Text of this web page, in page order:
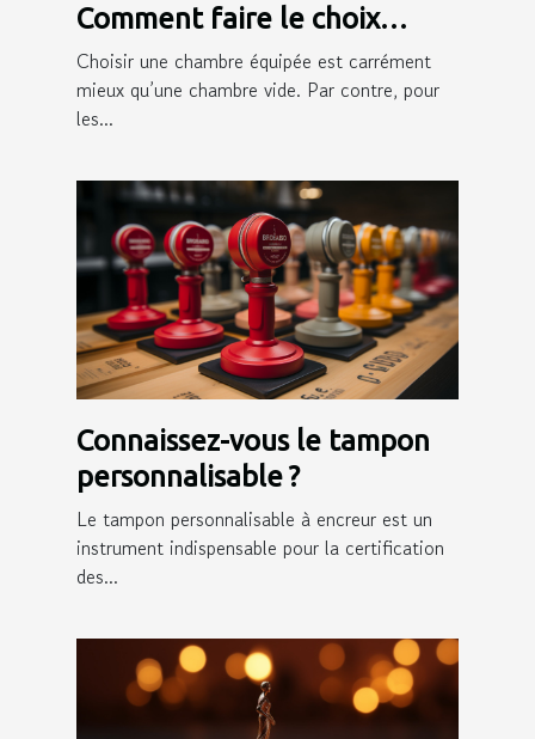
Comment faire le choix
d’une bonne assurance ?
Choisir une chambre équipée est carrément
mieux qu’une chambre vide. Par contre, pour
les...
Connaissez-vous le tampon
personnalisable ?
Le tampon personnalisable à encreur est un
instrument indispensable pour la certification
des...